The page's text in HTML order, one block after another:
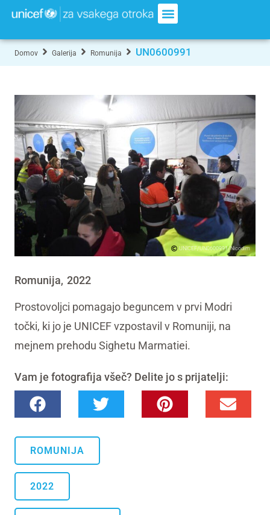
Domov Galerija Romunija UN0600991
UNICEF/UN0600991/Nicodim
Romunija, 2022
Prostovoljci pomagajo beguncem v prvi Modri
točki, ki jo je UNICEF vzpostavil v Romuniji, na
mejnem prehodu Sighetu Marmatiei.
Vam je fotografija všeč? Delite jo s prijatelji:
ROMUNIJA
2022